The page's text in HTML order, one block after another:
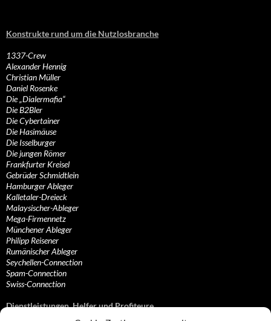
Konstrukte rund um die Nutzlosbranche
1337-Crew
Alexander Hennig
Christian Müller
Daniel Rosenke
Die „Dialermafia“
Die B2Bler
Die Cybertainer
Die Hasimäuse
Die Isselburger
Die jungen Römer
Frankfurter Kreisel
Gebrüder Schmidtlein
Hamburger Ableger
Kalletaler-Dreieck
Malaysischer-Ableger
Mega-Firmennetz
Münchener Ableger
Philipp Reisener
Rumänischer Ableger
Seychellen-Connection
Spam-Connection
Swiss-Connection
Dienstleistungen, Helfer und Profiteure